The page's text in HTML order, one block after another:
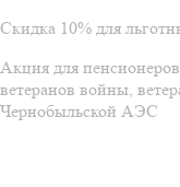
Скидка 10% для
Акция для
ветеранов войны,
Чернобыльской АЭС